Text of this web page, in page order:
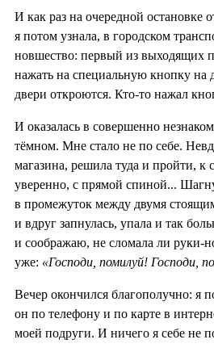
И как раз на очередной остановке
я потом узнала, в городском
новшество: первый из выходящих
нажать на специальную кнопку на
двери откроются. Кто-то нажал
И оказалась в совершенно
тёмном. Мне стало не по себе.
магазина, решила туда и пройти, к
уверенно, с прямой спиной...
в промежуток между двумя
и вдруг запнулась, упала и так
и соображаю, не сломала ли руки-
уже: «Господи, помилуй! Господи,
Вечер окончился благополучно: я
он по телефону и по карте в
моей подруги. И ничего я себе не